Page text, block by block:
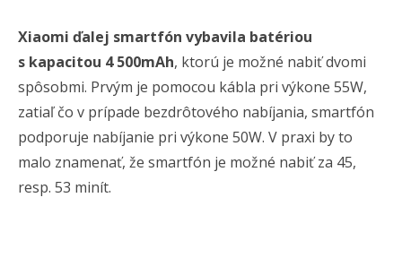
Xiaomi ďalej smartfón vybavila batériou
s kapacitou 4 500mAh, ktorú je možné nabiť dvomi
spôsobmi. Prvým je pomocou kábla pri výkone 55W,
zatiaľ čo v prípade bezdrôtového nabíjania, smartfón
podporuje nabíjanie pri výkone 50W. V praxi by to
malo znamenať, že smartfón je možné nabiť za 45,
resp. 53 minít.